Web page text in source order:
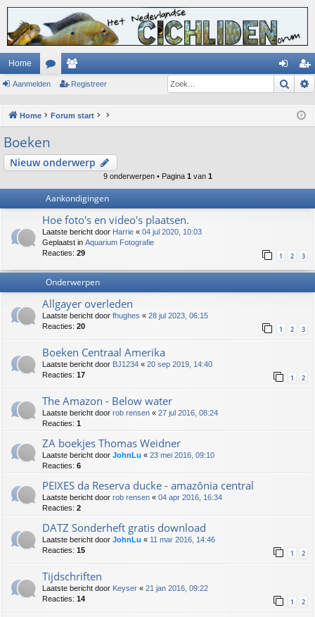
Home
or
m
s
ed an
el
eg
re
Aanmelden Registreer Zoek
Home Forum start
Boeken
Nieuw onderwerp
9 onderwerpen • Pagina 1 van 1
Aankondigingen
Hoe foto's en video's plaatsen.
Laatste bericht door Harrie « 04 jul 2020, 10:03
Geplaatst in Aquarium Fotografie
Reacties: 29 1 2 3
Onderwerpen
Allgayer overleden
Laatste bericht door fhughes « 28 jul 2023, 06:15
Reacties: 20 1 2 3
Boeken Centraal Amerika
Laatste bericht door BJ1234 « 20 sep 2019, 14:40
Reacties: 17 1 2
The Amazon - Below water
Laatste bericht door rob rensen « 27 jul 2016, 08:24
Reacties: 1
ZA boekjes Thomas Weidner
Laatste bericht door JohnLu « 23 mei 2016, 09:10
Reacties: 6
PEIXES da Reserva ducke - amazônia central
Laatste bericht door rob rensen « 04 apr 2016, 16:34
Reacties: 2
DATZ Sonderheft gratis download
Laatste bericht door JohnLu « 11 mar 2016, 14:46
Reacties: 15 1 2
Tijdschriften
Laatste bericht door Keyser « 21 jan 2016, 09:22
Reacties: 14 1 2